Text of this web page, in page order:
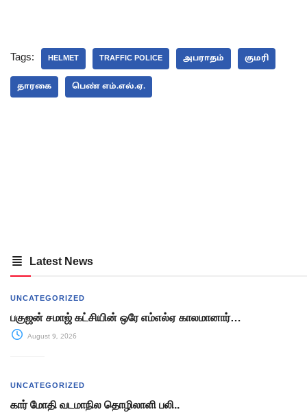
Tags: HELMET TRAFFIC POLICE அபராதம் குமரி
தாரகை பெண் எம்.எல்.ஏ.
Latest News
UNCATEGORIZED
பகுஜன் சமாஜ் கட்சியின் ஒரே எம்எல்ஏ காலமானார்…
August 9, 2026
UNCATEGORIZED
கார் மோதி வடமாநில தொழிலாளி பலி..